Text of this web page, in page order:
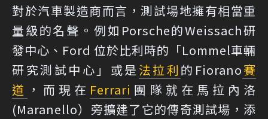
對於汽車製造商而言，測試場地擁有相當重
量級的名聲。例如Porsche的Weissach研
發中心、Ford 位於比利時的「Lommel車輛
研究測試中心」或是 法拉利 的Fiorano賽
道 ，而現在 Ferrari 團隊就在馬拉內洛
(Maranello）旁擴建了它的傳奇測試場，添